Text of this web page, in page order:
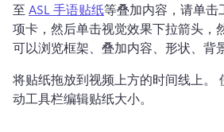
至 ASL 手语贴纸等叠加内容，请单击
项卡，然后单击视觉效果下拉箭头，
可以浏览框架、叠加内容、形状、背
将贴纸拖放到视频上方的时间线上。
动工具栏编辑贴纸大小。